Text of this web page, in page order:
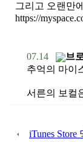
그리고 오랜만
https://
07.14
브
추억의 마이
서른의 보컬
iTunes